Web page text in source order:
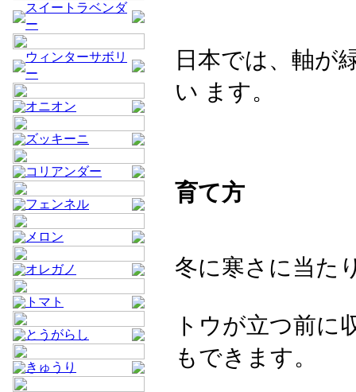
スイートラベンダ
ー
ウィンターサボリ
ー
オニオン
ズッキーニ
コリアンダー
フェンネル
メロン
オレガノ
トマト
とうがらし
きゅうり
日本では、軸が
い ます。
育て方
冬に寒さに当た
トウが立つ前に
もできます。